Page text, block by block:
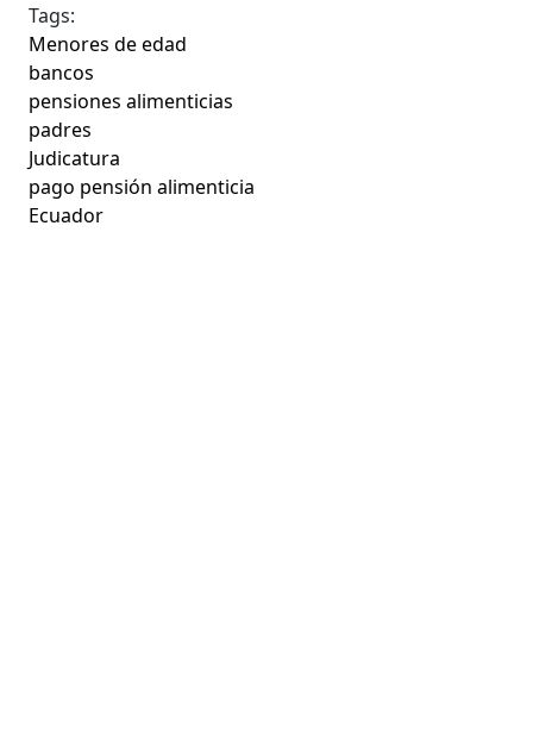
Tags:
Menores de edad
bancos
pensiones alimenticias
padres
Judicatura
pago pensión alimenticia
Ecuador